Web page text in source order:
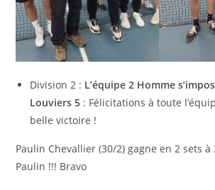
Division 2 : L’équipe 2 Homme
Louviers 5 : Félicitations à toute
belle victoire !
Paulin Chevallier (30/2) gagne en 2 sets à
Paulin !!! Bravo